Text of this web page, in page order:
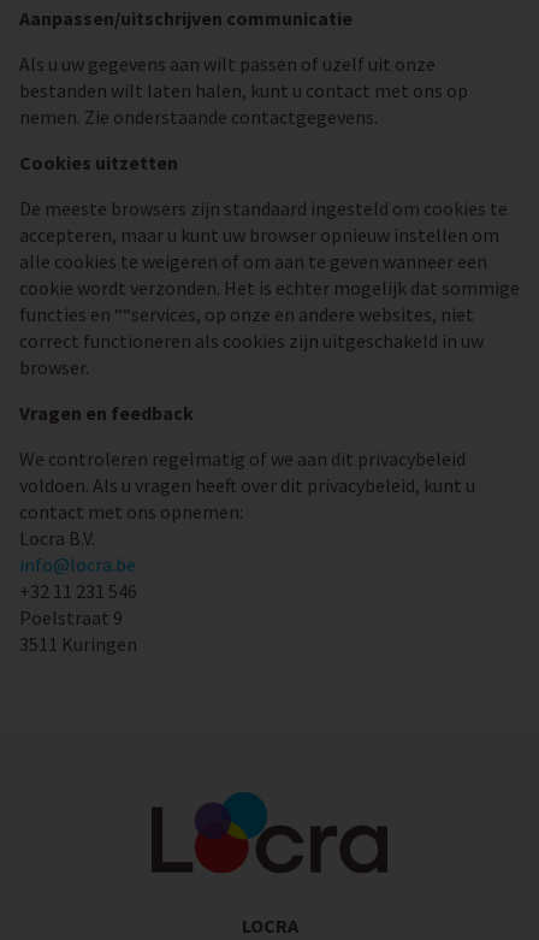
Aanpassen/uitschrijven communicatie
Als u uw gegevens aan wilt passen of uzelf uit onze
bestanden wilt laten halen, kunt u contact met ons op
nemen. Zie onderstaande contactgegevens.
Cookies uitzetten
De meeste browsers zijn standaard ingesteld om cookies te
accepteren, maar u kunt uw browser opnieuw instellen om
alle cookies te weigeren of om aan te geven wanneer een
cookie wordt verzonden. Het is echter mogelijk dat sommige
functies en ““services, op onze en andere websites, niet
correct functioneren als cookies zijn uitgeschakeld in uw
browser.
Vragen en feedback
We controleren regelmatig of we aan dit privacybeleid
voldoen. Als u vragen heeft over dit privacybeleid, kunt u
contact met ons opnemen:
Locra B.V.
info@locra.be
+32 11 231 546
Poelstraat 9
3511 Kuringen
LOCRA